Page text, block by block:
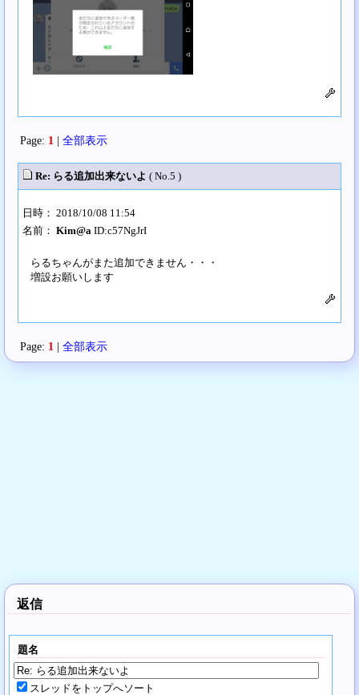
Page: 1 | 全部表示
Re: らる追加出来ないよ ( No.5 )
日時： 2018/10/08 11:54
名前： Kim@a ID:c57NgJrI
らるちゃんがまた追加できません・・・
増設お願いします
Page: 1 | 全部表示
返信
題名
スレッドをトップへソート